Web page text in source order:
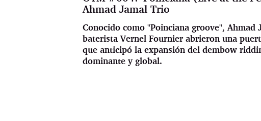
Ahmad Jamal Trio
Conocido como "Poinciana groove", Ahmad
baterista Vernel Fournier abrieron una
que anticipó la expansión del dembow
dominante y global.